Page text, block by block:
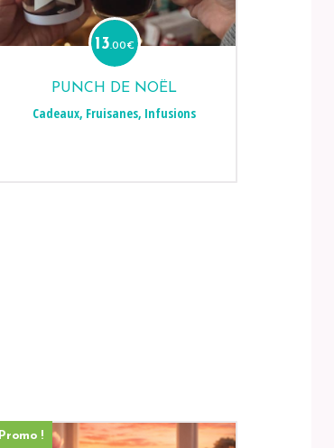
13.00€
PUNCH DE NOËL
Cadeaux, Fruisanes, Infusions
Promo !